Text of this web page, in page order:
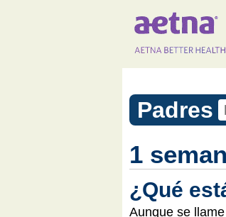
Padres
1
¿Qué
Aunque se